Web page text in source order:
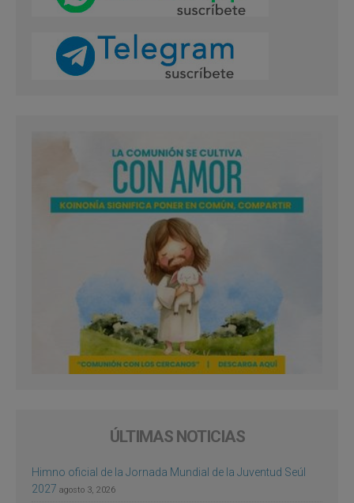
ÚLTIMAS NOTICIAS
Himno oficial de la Jornada Mundial de la Juventud Seúl
2027 agosto 3, 2026